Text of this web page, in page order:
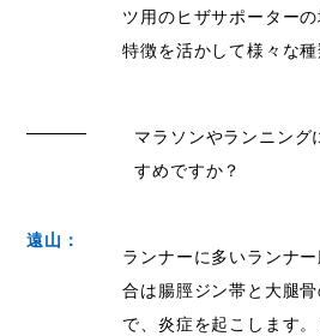
ツ用のヒザサポーター
特徴を活かして様々な種
マラソンやランニング
すめですか？
遠山：
ランナーに多いランナー
合は腸脛ジン帯と大腿
で、炎症を起こします